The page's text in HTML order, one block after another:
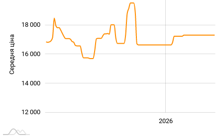
Середня ціна 13 000
12 000
14 000
16 000
18 000
2026